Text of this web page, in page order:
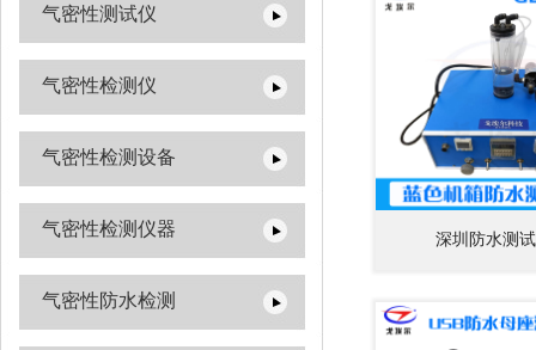
气密性测试仪
气密性检测仪
气密性检测设备
气密性检测仪器
气密性防水检测
深圳防水测